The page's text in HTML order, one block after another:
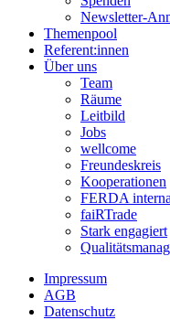
Newsletter-
Themenpool
Referent:innen
Über uns
Team
Räume
Leitbild
Jobs
wellcome
Freundeskreis
Kooperationen
FERDA
faiRTrade
Stark engagiert
Impressum
AGB
Datenschutz